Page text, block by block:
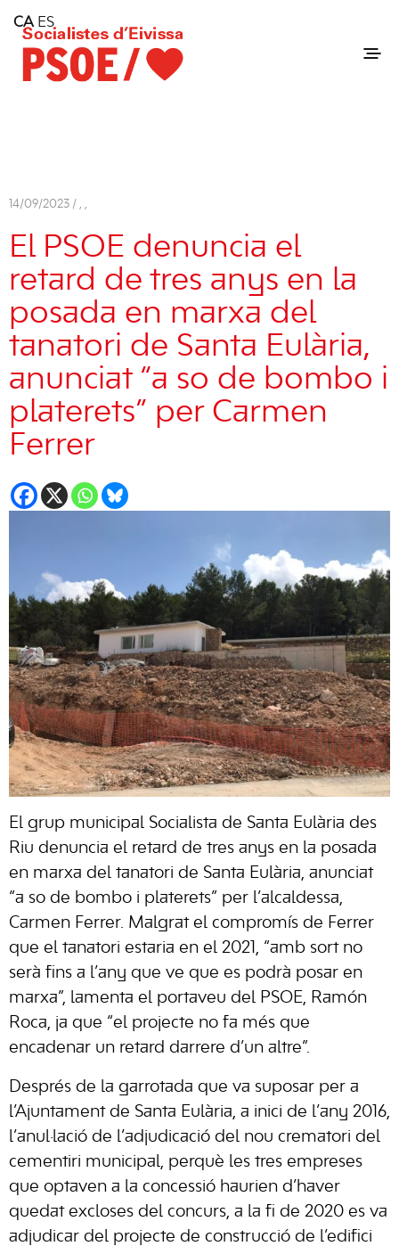
Consell Insular d'Eivissa
Services
Contact
14/09/2023 / , ,
El PSOE denuncia el
retard de tres anys en la
posada en marxa del
tanatori de Santa Eulària,
anunciat “a so de bombo i
platerets” per Carmen
Ferrer
El grup municipal Socialista de Santa Eulària des
Riu denuncia el retard de tres anys en la posada
en marxa del tanatori de Santa Eulària, anunciat
“a so de bombo i platerets” per l’alcaldessa,
Carmen Ferrer. Malgrat el compromís de Ferrer
que el tanatori estaria en el 2021, “amb sort no
serà fins a l’any que ve que es podrà posar en
marxa”, lamenta el portaveu del PSOE, Ramón
Roca, ja que “el projecte no fa més que
encadenar un retard darrere d’un altre”.
Després de la garrotada que va suposar per a
l’Ajuntament de Santa Eulària, a inici de l’any 2016,
l’anul·lació de l’adjudicació del nou crematori del
cementiri municipal, perquè les tres empreses
que optaven a la concessió haurien d’haver
quedat excloses del concurs, a la fi de 2020 es va
adjudicar del projecte de construcció de l’edifici
CA ES